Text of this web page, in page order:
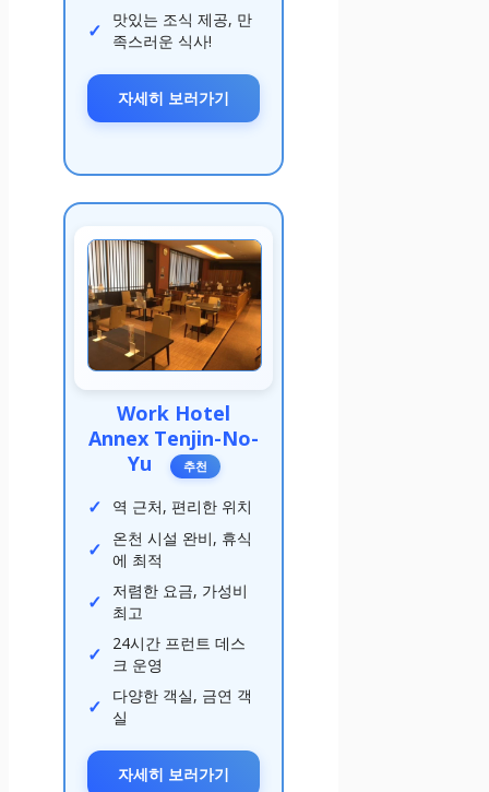
맛있는 조식 제공, 만
족스러운 식사!
자세히 보러가기
Work Hotel
Annex Tenjin-No-
Yu
추천
역 근처, 편리한 위치
온천 시설 완비, 휴식
에 최적
저렴한 요금, 가성비
최고
24시간 프런트 데스
크 운영
다양한 객실, 금연 객
실
자세히 보러가기